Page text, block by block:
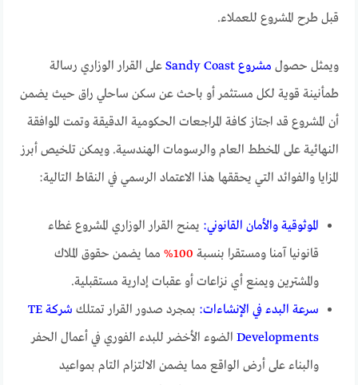
قبل طرح المشروع للعملاء.
ويمثل حصول مشروع Sandy Coast
على القرار الوزاري رسالة
طمأنينة قوية لكل مستثمر أو باحث عن سكن ساحلي راق حيث يضمن
أن المشروع قد اجتاز كافة المراجعات الحكومية الدقيقة وتمت الموافقة
النهائية على المخطط العام والرسومات الهندسية. ويمكن تلخيص أبرز
المزايا والفوائد التي يحققها هذا الاعتماد الرسمي في النقاط التالية:
الموثوقية والأمان القانوني: يمنح القرار الوزاري المشروع غطاء
قانونيا آمنا ومستقرا بنسبة 100%
مما يضمن حقوق الملاك
والمشترين ويمنع أي نزاعات أو عقبات إدارية مستقبلية.
سرعة البدء في الإنشاءات: بمجرد صدور القرار تمتلك
شركة TE
Developments الضوء الأخضر للبدء الفوري في أعمال الحفر
والبناء على أرض الواقع مما يضمن الالتزام التام بمواعيد